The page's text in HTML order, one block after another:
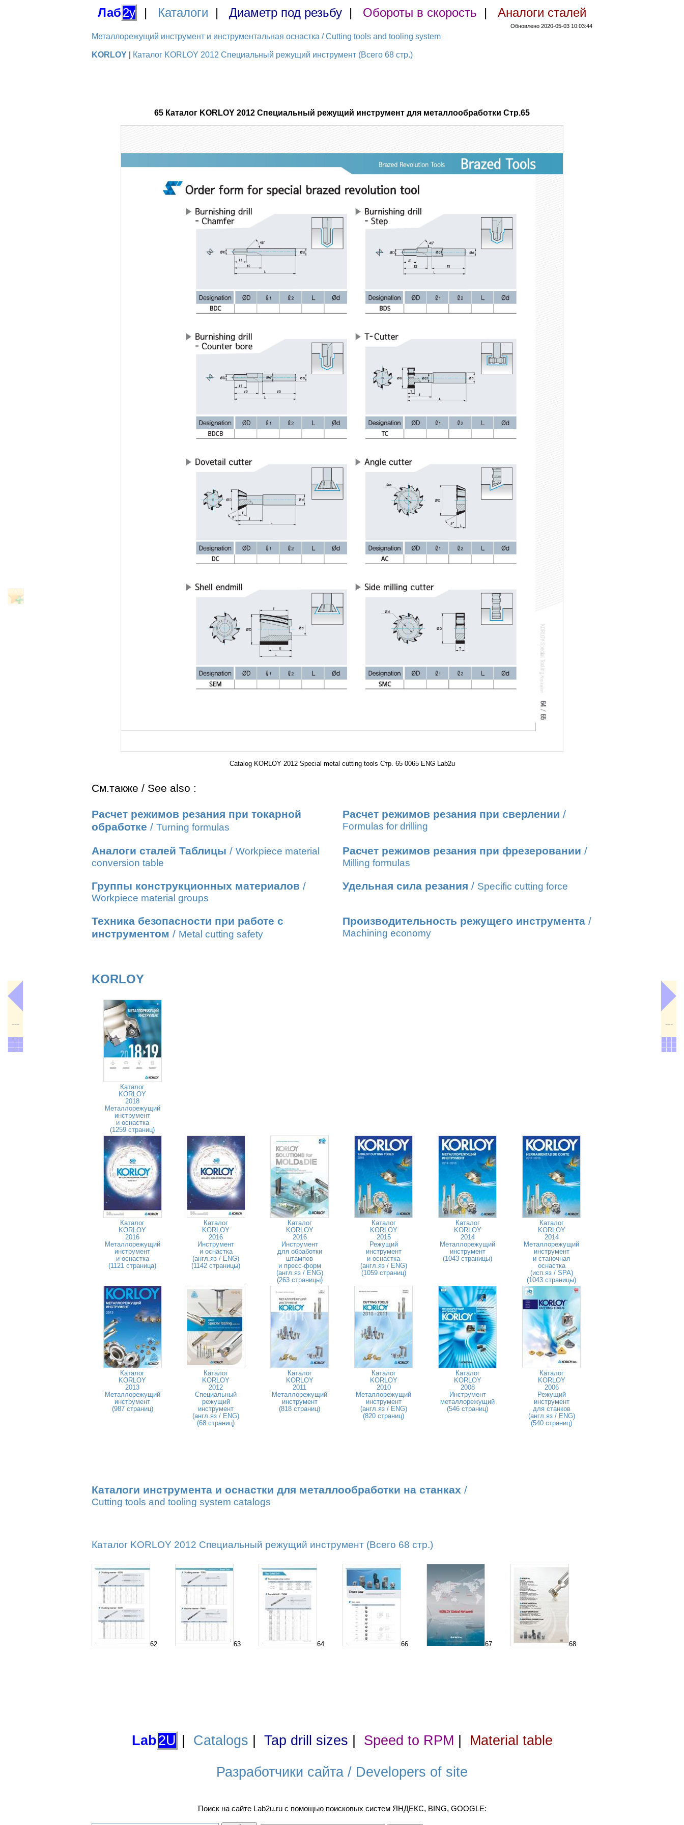
Лаб2у | Каталоги | Диаметр под резьбу | Обороты в скорость | Аналоги сталей
Обновлено 2020-05-03 10:03:44
Металлорежущий инструмент и инструментальная оснастка / Cutting tools and tooling system
KORLOY Каталог KORLOY 2012 Специальный режущий инструмент (Всего 68 стр.)
65 Каталог KORLOY 2012 Специальный режущий инструмент для металлообработки Стр.65
Catalog KORLOY 2012 Special metal cutting tools Стр. 65 0065 ENG Lab2u
См.также / See also :
Расчет режимов резания при токарной
обработке / Turning formulas
Расчет режимов резания при сверлении /
Formulas for drilling
Аналоги сталей Таблицы / Workpiece material
conversion table
Расчет режимов резания при фрезеровании /
Milling formulas
Группы конструкционных материалов /
Workpiece material groups
Удельная сила резания / Specific cutting force
Техника безопасности при работе с
инструментом / Metal cutting safety
Производительность режущего инструмента /
Machining economy
KORLOY
Каталог
KORLOY
2018
Металлорежущий
инструмент
и оснастка
(1259 страниц)
Каталог
KORLOY
2016
Металлорежущий
инструмент
и оснастка
(1121 страница)
Каталог
KORLOY
2016
Инструмент
и оснастка
(англ.яз / ENG)
(1142 страницы)
Каталог
KORLOY
2016
Инструмент
для обработки
штампов
и пресс-форм
(англ.яз / ENG)
(263 страницы)
Каталог
KORLOY
2015
Режущий
инструмент
и оснастка
(англ.яз / ENG)
(1059 страниц)
Каталог
KORLOY
2014
Металлорежущий
инструмент
(1043 страницы)
Каталог
KORLOY
2014
Металлорежущий
инструмент
и станочная
оснастка
(исп.яз / SPA)
(1043 страницы)
Каталог
KORLOY
2013
Металлорежущий
инструмент
(987 страниц)
Каталог
KORLOY
2012
Специальный
режущий
инструмент
(англ.яз / ENG)
(68 страниц)
Каталог
KORLOY
2011
Металлорежущий
инструмент
(818 страниц)
Каталог
KORLOY
2010
Металлорежущий
инструмент
(англ.яз / ENG)
(820 страниц)
Каталог
KORLOY
2008
Инструмент
металлорежущий
(546 страниц)
Каталог
KORLOY
2006
Режущий
инструмент
для станков
(англ.яз / ENG)
(540 страниц)
Каталоги инструмента и оснастки для металлообработки на станках /
Cutting tools and tooling system catalogs
Каталог KORLOY 2012 Специальный режущий инструмент (Всего 68 стр.)
62 63 64 66 67 68
--- ---
Lab2U Catalogs Tap drill sizes Speed to RPM Material table
Разработчики сайта / Developers of site
Поиск на сайте Lab2u.ru с помощью поисковых систем ЯНДЕКС, BING, GOOGLE: